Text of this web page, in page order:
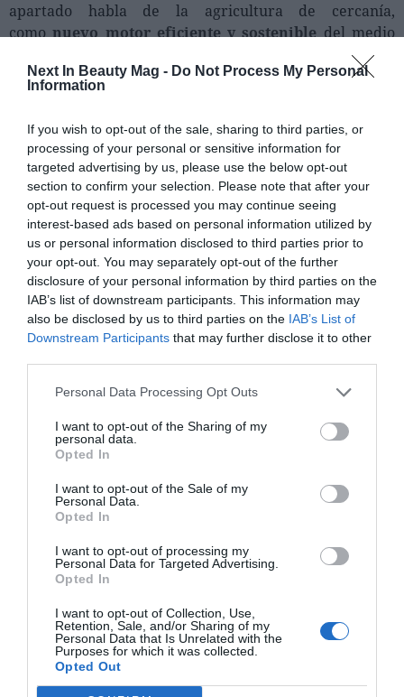
Next In Beauty Mag - Do Not Process My Personal
Information
If you wish to opt-out of the sale, sharing to third parties, or
processing of your personal or sensitive information for
targeted advertising by us, please use the below opt-out
section to confirm your selection. Please note that after your
opt-out request is processed you may continue seeing
interest-based ads based on personal information utilized by
us or personal information disclosed to third parties prior to
your opt-out. You may separately opt-out of the further
disclosure of your personal information by third parties on the
IAB’s list of downstream participants. This information may
also be disclosed by us to third parties on the IAB’s List of
Downstream Participants that may further disclose it to other
Personal Data Processing Opt Outs
I want to opt-out of the Sharing of my
personal data.
Opted In
I want to opt-out of the Sale of my
Personal Data.
Opted In
I want to opt-out of processing my
Personal Data for Targeted Advertising.
Opted In
I want to opt-out of Collection, Use,
Retention, Sale, and/or Sharing of my
Personal Data that Is Unrelated with the
Purposes for which it was collected.
Opted Out
apartado habla de la agricultura de cercanía,
comonuevo motor eficiente y sostenibledel medio
Una de las zonas en las que afectaría profundamente
esta medida sería en Guadalajara. En esta zona de